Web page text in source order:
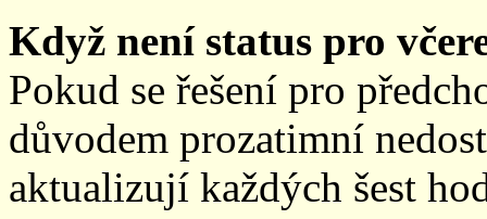
Když není status pro
Pokud se řešení pro
důvodem prozatimní
aktualizují každých šest